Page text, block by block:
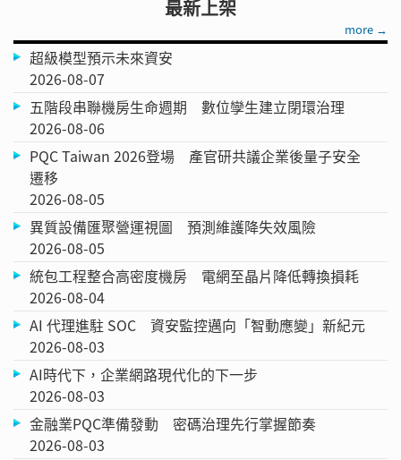
最新上架
more →
超級模型預示未來資安
2026-08-07
五階段串聯機房生命週期 數位孿生建立閉環治理
2026-08-06
PQC Taiwan 2026登場 產官研共議企業後量子安全
遷移
2026-08-05
異質設備匯聚營運視圖 預測維護降失效風險
2026-08-05
統包工程整合高密度機房 電網至晶片降低轉換損耗
2026-08-04
AI 代理進駐 SOC 資安監控邁向「智動應變」新紀元
2026-08-03
AI時代下，企業網路現代化的下一步
2026-08-03
金融業PQC準備發動 密碼治理先行掌握節奏
2026-08-03